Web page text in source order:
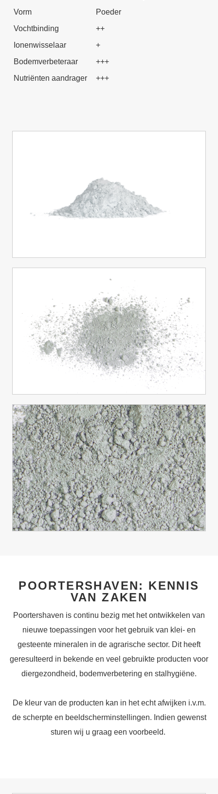
Vorm
Poeder
Vochtbinding
++
Ionenwisselaar
+
Bodemverbeteraar
+++
Nutriënten aandrager
+++
POORTERSHAVEN: KENNIS
VAN ZAKEN
Poortershaven is continu bezig met het ontwikkelen van
nieuwe toepassingen voor het gebruik van klei- en
gesteente mineralen in de agrarische sector. Dit heeft
geresulteerd in bekende en veel gebruikte producten voor
diergezondheid, bodemverbetering en stalhygiëne.
De kleur van de producten kan in het echt afwijken i.v.m.
de scherpte en beeldscherminstellingen. Indien gewenst
sturen wij u graag een voorbeeld.